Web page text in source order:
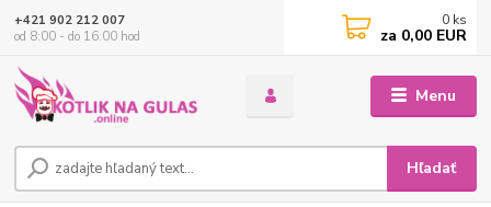
Menu
Hľadať
+421 902 212 007
od 8:00 - do 16:00 hod
0 ks
za 0,00 EUR